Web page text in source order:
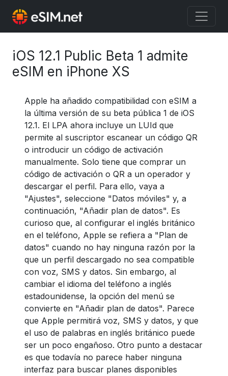
iOS 12.1 Public Beta 1 admite
eSIM en iPhone XS
Apple ha añadido compatibilidad con eSIM a
la última versión de su beta pública 1 de iOS
12.1. El LPA ahora incluye un LUId que
permite al suscriptor escanear un código QR
o introducir un código de activación
manualmente. Solo tiene que comprar un
código de activación o QR a un operador y
descargar el perfil. Para ello, vaya a
"Ajustes", seleccione "Datos móviles" y, a
continuación, "Añadir plan de datos". Es
curioso que, al configurar el inglés británico
en el teléfono, Apple se refiera a "Plan de
datos" cuando no hay ninguna razón por la
que un perfil descargado no sea compatible
con voz, SMS y datos. Sin embargo, al
cambiar el idioma del teléfono a inglés
estadounidense, la opción del menú se
convierte en "Añadir plan de datos". Parece
que Apple permitirá voz, SMS y datos, y que
el uso de palabras en inglés británico puede
ser un poco engañoso. Otro punto a destacar
es que todavía no parece haber ninguna
interfaz para buscar planes disponibles